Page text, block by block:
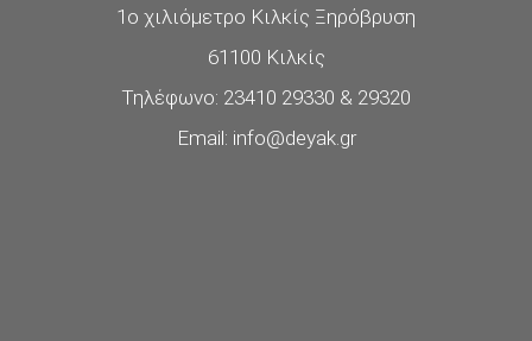
1ο χιλιόμετρο Κιλκίς Ξηρόβρυση
61100 Κιλκίς
Τηλέφωνο: 23410 29330 & 29320
Email: info@deyak.gr